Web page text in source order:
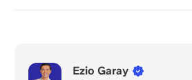
Ezio Garay